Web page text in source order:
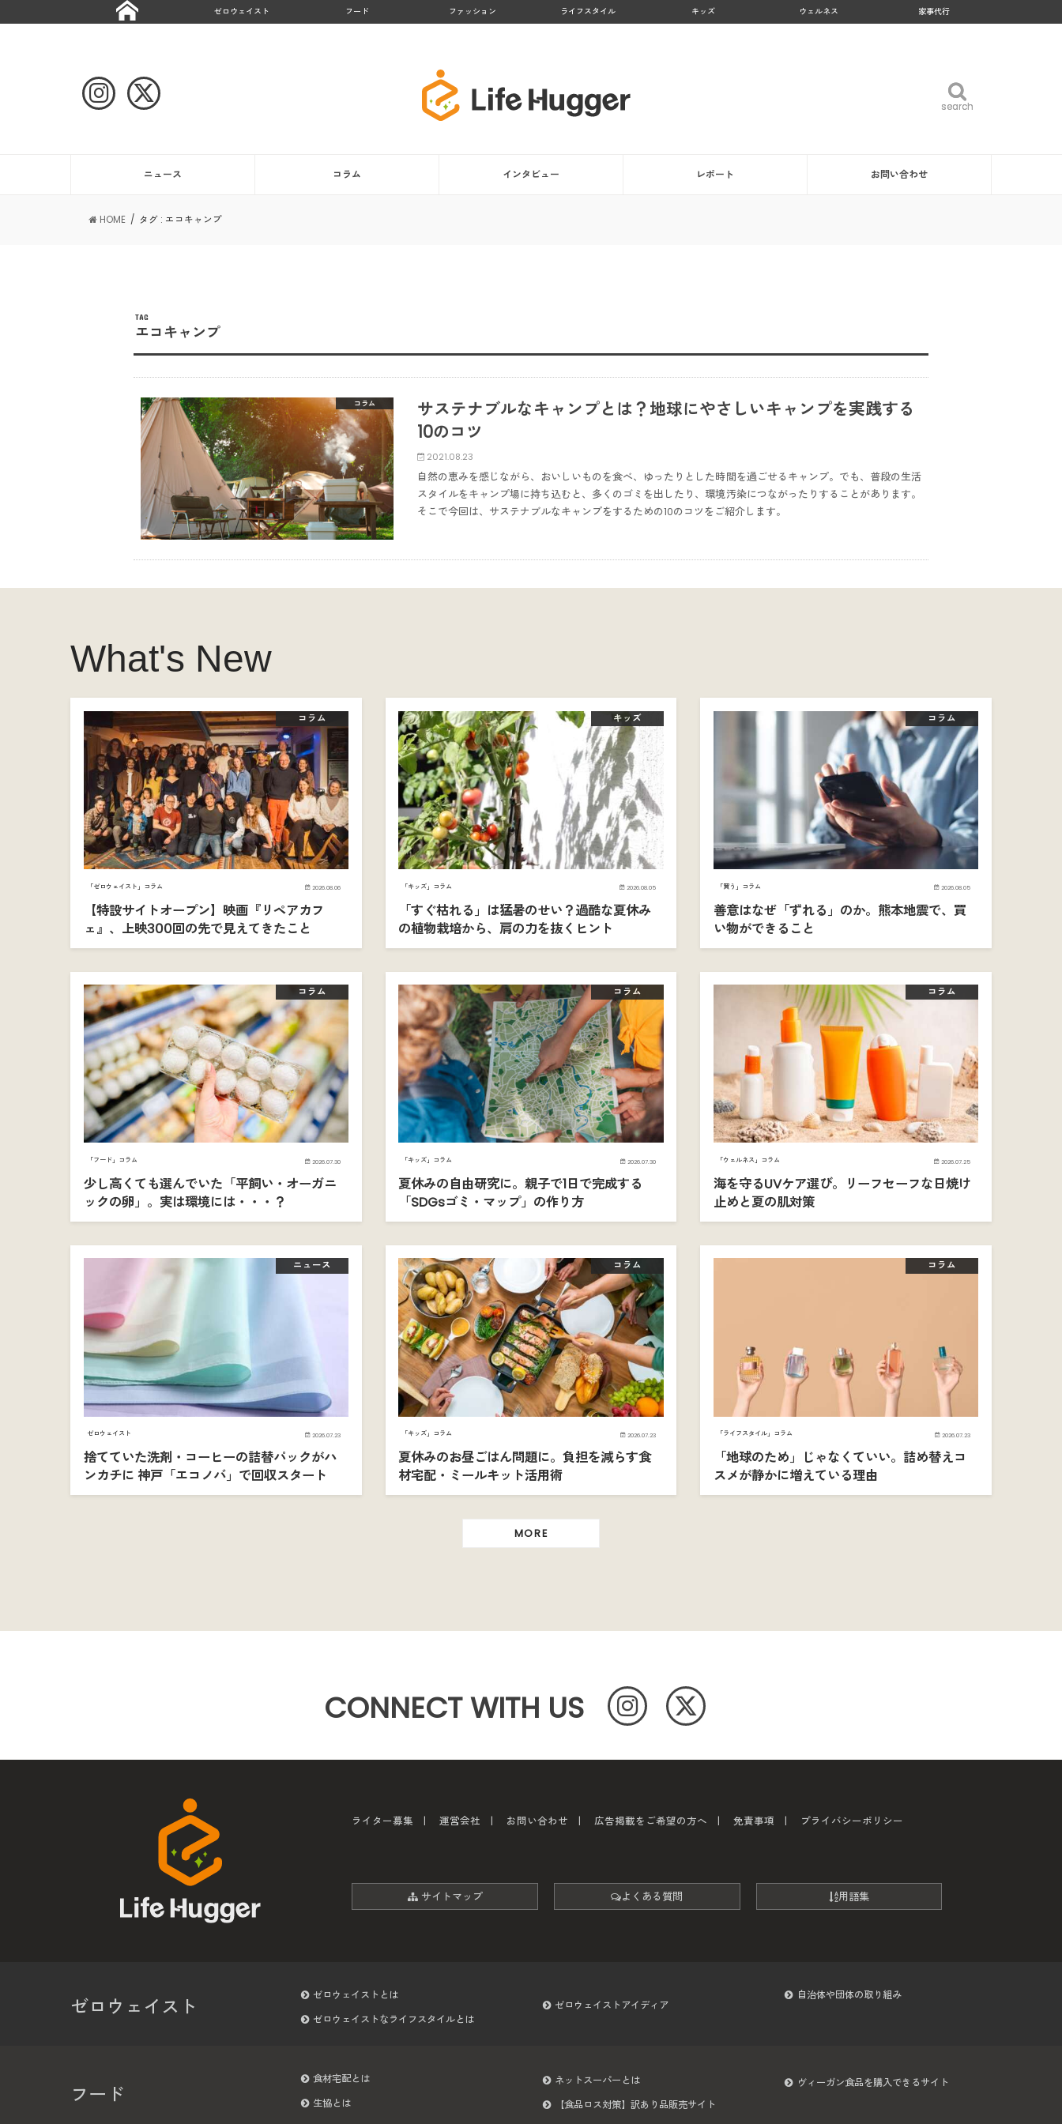
ゼロウェイスト フード ファッション ライフスタイル キッズ ウェルネス 家事代行
search
search
ニュース コラム インタビュー レポート お問い合わせ
HOME タグ : エコキャンプ
TAG
エコキャンプ
コラム
サステナブルなキャンプとは？地球にやさしいキャンプを実践する
10のコツ
2021.08.23
自然の恵みを感じながら、おいしいものを食べ、ゆったりとした時間を過ごせるキャンプ。でも、普段の生活
スタイルをキャンプ場に持ち込むと、多くのゴミを出したり、環境汚染につながったりすることがあります。
そこで今回は、サステナブルなキャンプをするための10のコツをご紹介します。
What's New
コラム
「ゼロウェイスト」コラム 2026.08.06
【特設サイトオープン】映画『リペアカフ
ェ』、上映300回の先で見えてきたこと
キッズ
「キッズ」コラム 2026.08.05
「すぐ枯れる」は猛暑のせい？過酷な夏休み
の植物栽培から、肩の力を抜くヒント
コラム
「買う」コラム 2026.08.05
善意はなぜ「ずれる」のか。熊本地震で、買
い物ができること
コラム
「フード」コラム 2026.07.30
少し高くても選んでいた「平飼い・オーガニ
ックの卵」。実は環境には・・・？
コラム
「キッズ」コラム 2026.07.30
夏休みの自由研究に。親子で1日で完成する
「SDGsゴミ・マップ」の作り方
コラム
「ウェルネス」コラム 2026.07.25
海を守るUVケア選び。リーフセーフな日焼け
止めと夏の肌対策
ニュース
ゼロウェイスト 2026.07.23
捨てていた洗剤・コーヒーの詰替パックがハ
ンカチに 神戸「エコノバ」で回収スタート
コラム
「キッズ」コラム 2026.07.23
夏休みのお昼ごはん問題に。負担を減らす食
材宅配・ミールキット活用術
コラム
「ライフスタイル」コラム 2026.07.23
「地球のため」じゃなくていい。詰め替えコ
スメが静かに増えている理由
MORE
CONNECT WITH US
ライター募集 運営会社 お問い合わせ 広告掲載をご希望の方へ 免責事項 プライバシーポリシー
サイトマップ よくある質問 用語集
ゼロウェイスト
ゼロウェイストとは
ゼロウェイストなライフスタイルとは
ゼロウェイストアイディア
自治体や団体の取り組み
フード
食材宅配とは
生協とは
ネットスーパーとは
【食品ロス対策】訳あり品販売サイト
ヴィーガン食品を購入できるサイト